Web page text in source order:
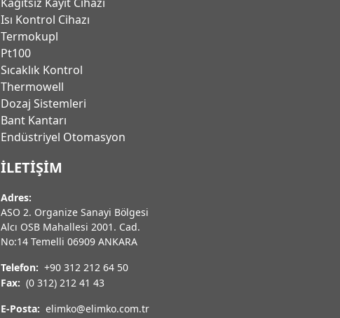
Isı Kontrol Cihazı
Termokupl
Pt100
Sıcaklık Kontrol
Thermowell
Dozaj Sistemleri
Bant Kantarı
Endüstriyel Otomasyon
İLETIŞIM
Adres:
ASO 2. Organize Sanayi Bölgesi
Alcı OSB Mahallesi 2001. Cad.
No:14 Temelli 06909 ANKARA
Telefon: +90 312 212 64 50
Fax: (0 312) 212 41 43
E-Posta: elimko@elimko.com.tr